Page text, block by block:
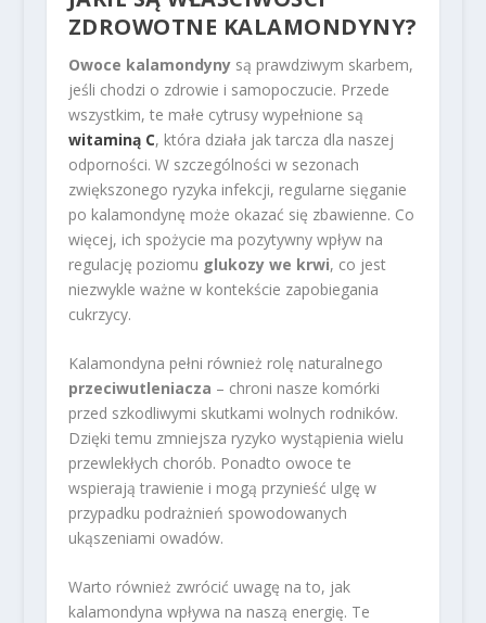
ZDROWOTNE KALAMONDYNY?
Owoce kalamondynysą prawdziwym skarbem,
jeśli chodzi o zdrowie i samopoczucie. Przede
wszystkim, te małe cytrusy wypełnione są
witaminą C, która działa jak tarcza dla naszej
odporności. W szczególności w sezonach
zwiększonego ryzyka infekcji, regularne sięganie
po kalamondynę może okazać się zbawienne. Co
więcej, ich spożycie ma pozytywny wpływ na
regulację poziomu glukozy we krwi, co jest
niezwykle ważne w kontekście zapobiegania
cukrzycy.
Kalamondyna pełni również rolę naturalnego
przeciwutleniacza – chroni nasze komórki
przed szkodliwymi skutkami wolnych rodników.
Dzięki temu zmniejsza ryzyko wystąpienia wielu
przewlekłych chorób. Ponadto owoce te
wspierają trawienie i mogą przynieść ulgę w
przypadku podrażnień spowodowanych
ukąszeniami owadów.
Warto również zwrócić uwagę na to, jak
kalamondyna wpływa na naszą energię. Te